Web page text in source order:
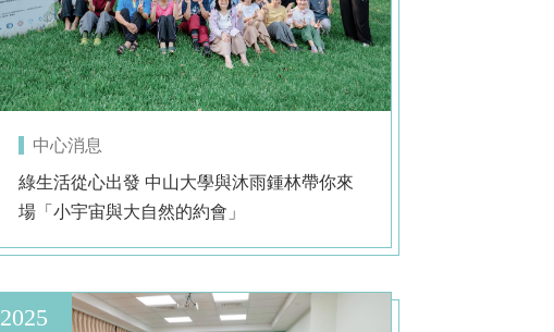
中心消息
綠生活從心出發 中山大學與沐雨鍾林帶你來
場「小宇宙與大自然的約會」
2025